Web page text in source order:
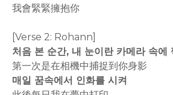
我會緊緊擁抱你
[Verse 2: Rohann]
처음 본 순간, 내 눈이란 카메라 속에
第一次是在相機中捕捉到你身影
매일 꿈속에서 인화를 시켜